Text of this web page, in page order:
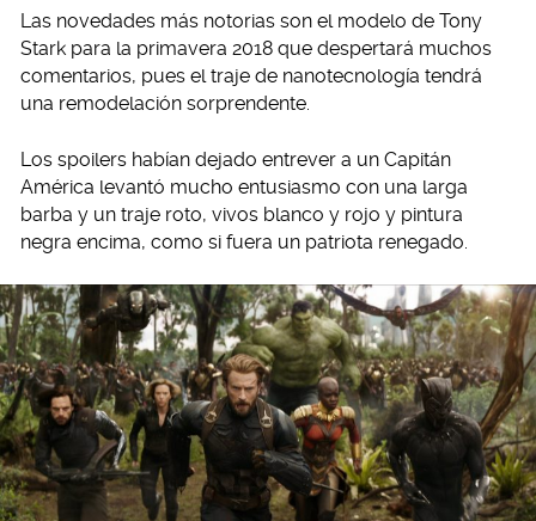
Las novedades más notorias son el modelo de Tony
Stark para la primavera 2018 que despertará muchos
comentarios, pues el traje de nanotecnología tendrá
una remodelación sorprendente.
Los spoilers habían dejado entrever a un Capitán
América levantó mucho entusiasmo con una larga
barba y un traje roto, vivos blanco y rojo y pintura
negra encima, como si fuera un patriota renegado.